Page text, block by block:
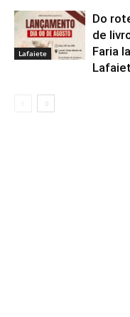
Lafaiete
Do
de
Faria